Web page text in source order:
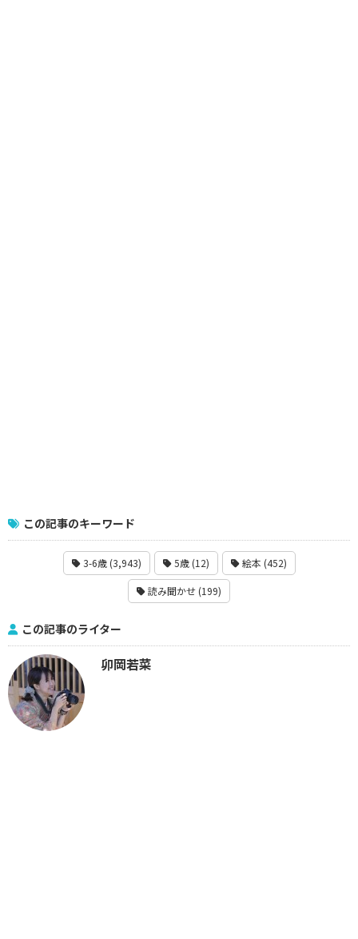
この記事のキーワード
3-6歳 (3,943) 5歳 (12) 絵本 (452)
読み聞かせ (199)
この記事のライター
卯岡若菜